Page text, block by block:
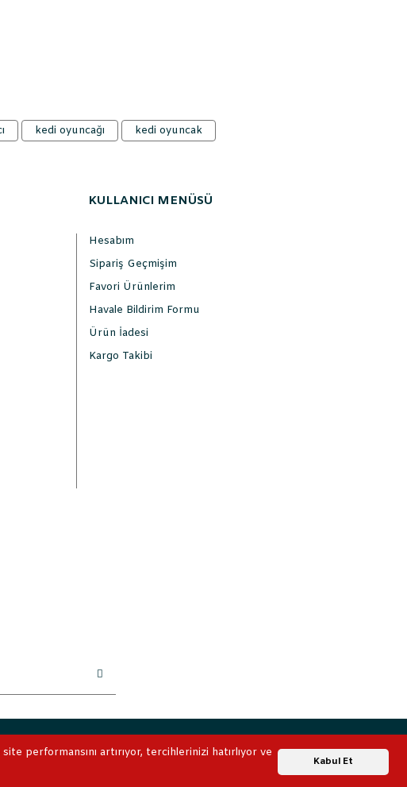
performansını artırıyor, tercihlerinizi hatırlıyor ve
Kabul Et
Whatsapp Destek
kedi oyuncağı kedi oyuncak
KULLANICI MENÜSÜ
Hesabım
Sipariş Geçmişim
Favori Ürünlerim
Havale Bildirim Formu
Ürün İadesi
Kargo Takibi